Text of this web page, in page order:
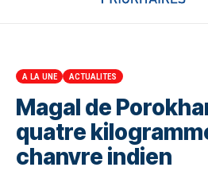
A LA UNE ACTUALITES
Magal de
quatre
chanvre indien